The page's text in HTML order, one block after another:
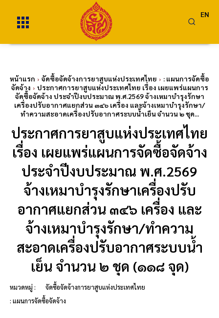
EN
หน้าแรก จัดซื้อจัดจ้างการยาสูบแห่งประเทศไทย
: แผนการจัดซื้อ
จัดจ้าง
ประกาศการยาสูบแห่งประเทศไทย เรื่อง เผยแพร่แผนการ
จัดซื้อจัดจ้าง ประจำปีงบประมาณ พ.ศ.2569 จ้างเหมาบำรุงรักษา
เครื่องปรับอากาศแยกส่วน ๓๔๖ เครื่อง และจ้างเหมาบำรุงรักษา/
ทำความสะอาดเครื่องปรับอากาศระบบน้ำเย็น จำนวน ๒ ชุด...
ประกาศการยาสูบแห่งประเทศไทย
เรื่อง เผยแพร่แผนการจัดซื้อจัดจ้าง
ประจำปีงบประมาณ พ.ศ.2569
จ้างเหมาบำรุงรักษาเครื่องปรับ
อากาศแยกส่วน ๓๔๖ เครื่อง และ
จ้างเหมาบำรุงรักษา/ทำความ
สะอาดเครื่องปรับอากาศระบบน้ำ
เย็น จำนวน ๒ ชุด (๑๑๘ จุด)
หมวดหมู่ :
จัดซื้อจัดจ้างการยาสูบแห่งประเทศไทย
: แผนการจัดซื้อจัดจ้าง